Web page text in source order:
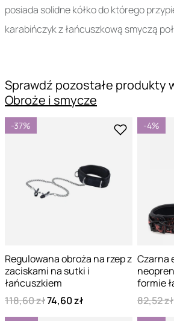
posiada solidne kółko do którego
karabińczyk z łańcuszkową smyczą
Sprawdź pozostałe produkty
Obroże i smycze
-37%
Regulowana obroża na rzep z
zaciskami na sutki i
łańcuszkiem
118,60 zł74,60 zł
-4%
Czarna
formie
82,52 zł